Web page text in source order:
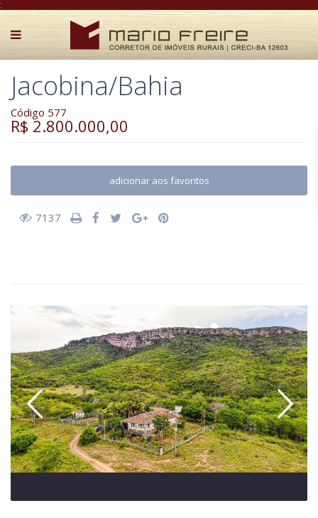
:
Jacobina/Bahia
Código 577
R$ 2.800.000,00
adicionar aos favoritos
7137